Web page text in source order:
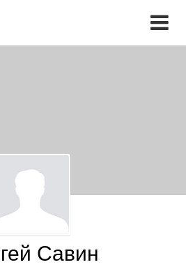
Савин